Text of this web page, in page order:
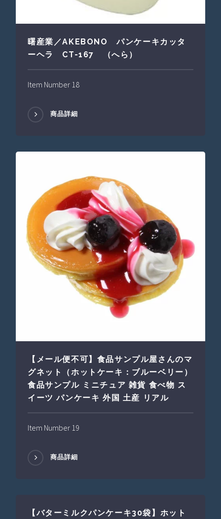
曙産業／AKEBONO パンケーキカッタ
ーヘラ CT-167 （へら）
Item Number 18
商品詳細
【メール便不可】食品サンプル屋さんのマ
グネット（ホットケーキ：ブルーベリー）
食品サンプル ミニチュア 雑貨 食べ物 ス
イーツ パンケーキ 外国 土産 リアル
Item Number 19
商品詳細
【バターミルクパンケーキ30袋】ホット